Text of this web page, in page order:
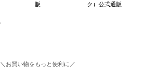
＼お買い物をもっと便利に／